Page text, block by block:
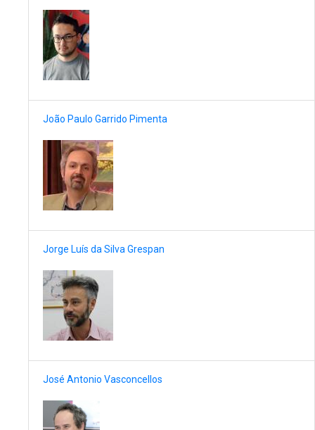
João Paulo Garrido Pimenta
Jorge Luís da Silva Grespan
José Antonio Vasconcellos